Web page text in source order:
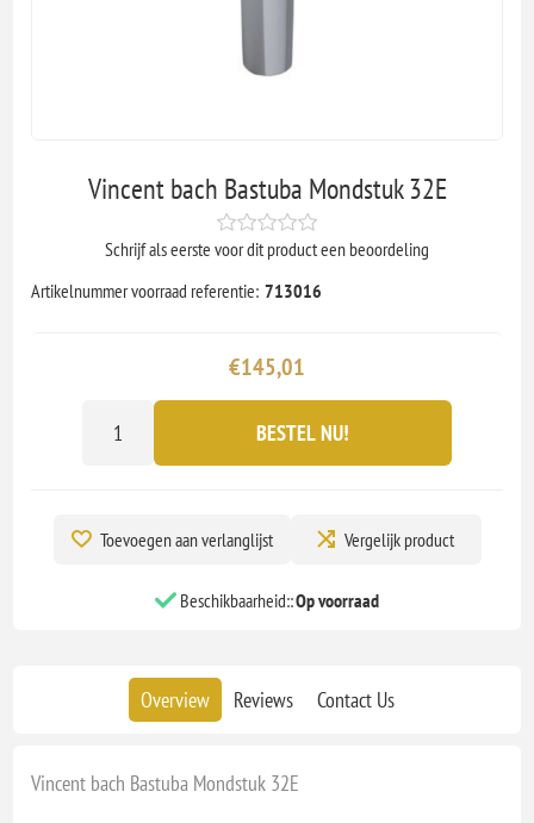
Vincent bach Bastuba Mondstuk 32E
Schrijf als eerste voor dit product een beoordeling
Artikelnummer voorraad referentie: 713016
€145,01
BESTEL NU!
Toevoegen aan verlanglijst Vergelijk product
Beschikbaarheid::Op voorraad
Overview Reviews Contact Us
Vincent bach Bastuba Mondstuk 32E